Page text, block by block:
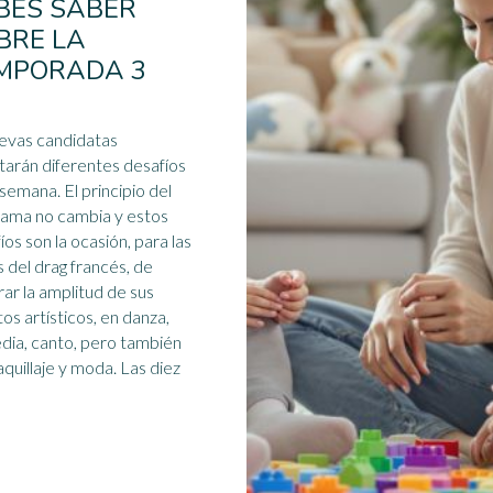
SABER
LA
3
candidatas
diferentes desafíos
El principio del
no cambia y estos
son la ocasión, para las
del drag francés, de
la amplitud de sus
artísticos, en danza,
canto, pero también
y moda. Las diez